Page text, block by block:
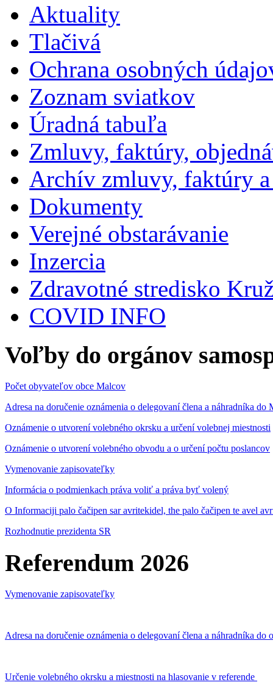
Aktuality
Tlačivá
Ochrana osobných
Zoznam sviatkov
Úradná tabuľa
Zmluvy, faktúry,
Archív zmluvy, faktúry
Dokumenty
Verejné obstarávanie
Inzercia
Zdravotné stredisko
COVID INFO
Voľby do orgánov
Počet obyvateľov obce Malcov
Adresa na doručenie oznámenia o delegovaní člena a náhradníka
Oznámenie o utvorení volebného okrsku a určení volebnej miestnosti
Oznámenie o utvorení volebného obvodu a o určení počtu poslancov
Vymenovanie zapisovateľky
Informácia o podmienkach práva voliť a práva byť volený
O Informaciji palo čačipen sar avritekidel, the palo čačipen te avel
Rozhodnutie prezidenta SR
Referendum 2026
Vymenovanie zapisovateľky
Adresa na doručenie oznámenia o delegovaní člena a náhradníka
Určenie volebného okrsku a miestnosti na hlasovanie v referende